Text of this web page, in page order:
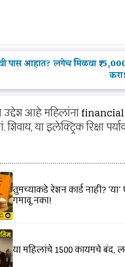
पास आहात? लगेच मिळवा
करा!
आहे महिलांना
या इलेक्ट्रिक रिक्षा
तुमच्याकडे रेशन कार्ड नाही?
गमावू नका!
या महिलांचे 1500 कायमचे बंद,